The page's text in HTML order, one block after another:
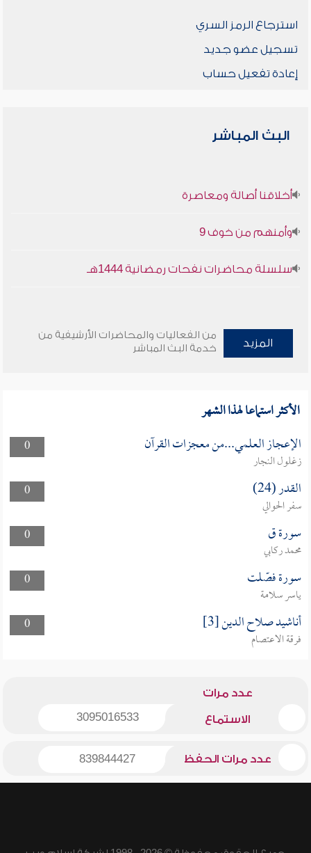
استرجاع الرمز السري
تسجيل عضو جديد
إعادة تفعيل حساب
البث المباشر
أخلاقنا أصالة ومعاصرة
وأمنهم من خوف 9
سلسلة محاضرات نفحات رمضانية 1444هـ
المزيد
من الفعاليات والمحاضرات الأرشيفية من
خدمة البث المباشر
الأكثر استماعا لهذا الشهر
0 الإعجاز العلمي...من معجزات القرآن
زغلول النجار
0
القدر (24)
سفر الحوالي
0
سورة ق
محمد ركابي
0
سورة فصّلت
ياسر سلامة
0
أناشيد صلاح الدين [3]
فرقة الاعتصام
عدد مرات
الاستماع 3095016533
عدد مرات الحفظ 839844427